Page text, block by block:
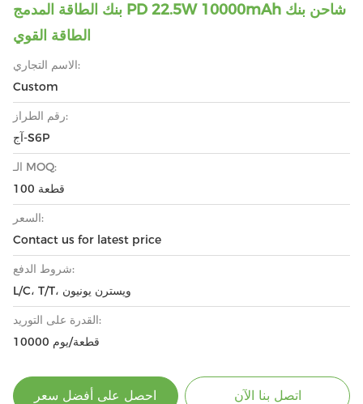
بنك الطاقة المدمج PD 22.5W 10000mAh شاحن بنك
الطاقة القوي
الاسم التجاري:
Custom
رقم الطراز:
آج-S6P
الـ MOQ:
100 قطعة
السعر:
Contact us for latest price
شروط الدفع:
L/C، T/T، ويسترن يونيون
القدرة على التوريد:
10000 قطعة/يوم
احصل على أفضل سعر اتصل بنا الآن